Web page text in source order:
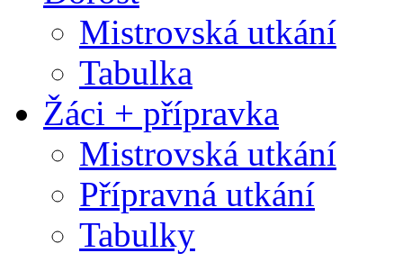
Mistrovská utkání
Tabulka
Žáci + přípravka
Mistrovská utkání
Přípravná utkání
Tabulky